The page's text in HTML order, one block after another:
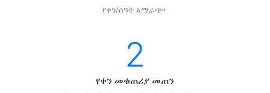
የቀን/ሰዓት አማራጭ፦
2
የቀን መቁጠሪያ መጠን